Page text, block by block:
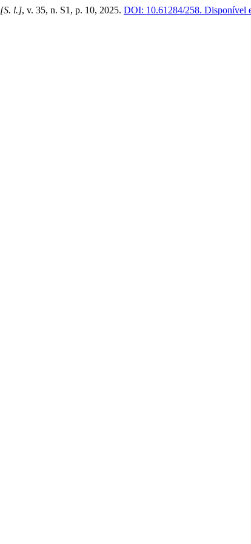
[S. l.], v. 35, n. S1, p. 10, 2025. DOI: 10.61284/258. Disponível